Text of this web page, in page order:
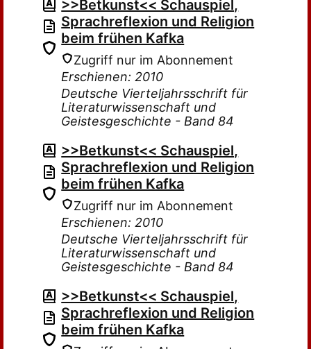
>>Betkunst<< Schauspiel,
Sprachreflexion und Religion
beim frühen Kafka
Zugriff nur im Abonnement
Erschienen: 2010
Deutsche Vierteljahrsschrift für
Literaturwissenschaft und
Geistesgeschichte - Band 84
>>Betkunst<< Schauspiel,
Sprachreflexion und Religion
beim frühen Kafka
Zugriff nur im Abonnement
Erschienen: 2010
Deutsche Vierteljahrsschrift für
Literaturwissenschaft und
Geistesgeschichte - Band 84
>>Betkunst<< Schauspiel,
Sprachreflexion und Religion
beim frühen Kafka